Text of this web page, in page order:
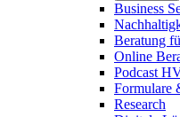
Business
Beratung
Online
Podcast
Formulare
Research